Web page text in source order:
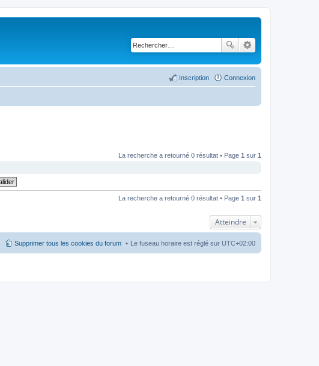
Connexion
Inscription
La recherche a retourné 0 résultat • Page 1 sur 1
La recherche a retourné 0 résultat • Page 1 sur 1
Atteindre
Le fuseau horaire est réglé sur UTC+02:00
Supprimer tous les cookies du forum